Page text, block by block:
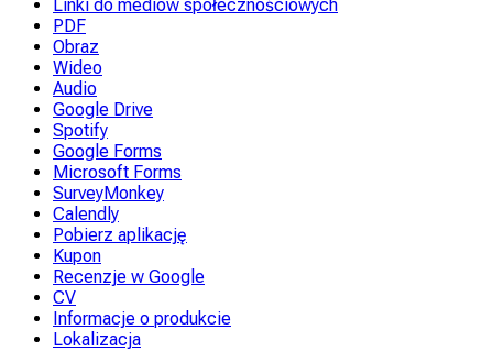
Linki do mediów społecznościowych
PDF
Obraz
Wideo
Audio
Google Drive
Spotify
Google Forms
Microsoft Forms
SurveyMonkey
Calendly
Pobierz aplikację
Kupon
Recenzje w Google
CV
Informacje o produkcie
Lokalizacja